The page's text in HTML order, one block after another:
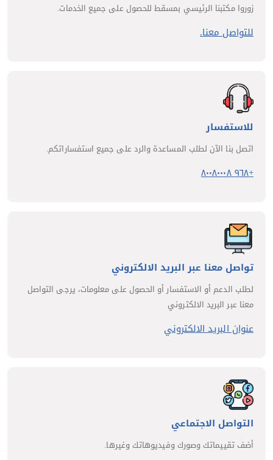
زوروا مكتبنا الرئيسي بمسقط للحصول على جميع الخدمات.
للتواصل معنا.
للاستفسار
اتصل بنا الآن لطلب المساعدة والرد على جميع استفساراتكم.
+٩٦٨ ٨٠٠٨٠٠٠٨
تواصل معنا عبر البريد الالكتروني
لطلب الدعم أو الاستفسار أو الحصول على معلومات، يرجى التواصل
معنا عبر البريد الالكتروني
عنوان البريد الالكتروني
التواصل الاجتماعي
أضف تقييماتك وصورك وفيديوهاتك وغيرها.